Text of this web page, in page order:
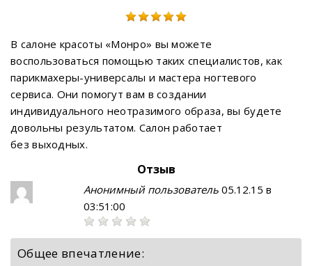
В салоне красоты «Монро» вы можете
воспользоваться помощью таких специалистов, как
парикмахеры-универсалы и мастера ногтевого
сервиса. Они помогут вам в создании
индивидуального неотразимого образа, вы будете
довольны результатом. Салон работает
без выходных.
Отзыв
Анонимный пользователь 05.12.15 в
03:51:00
Общее впечатление: